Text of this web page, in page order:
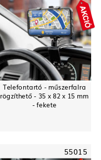
Telefontartó - műszerfalra
rögzíthető - 35 x 82 x 15 mm
- fekete
55015